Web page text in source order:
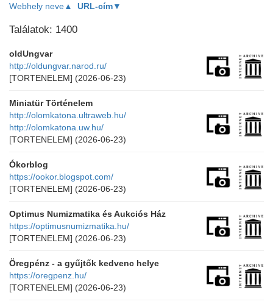
Webhely neve▲ URL-cím▼
Találatok: 1400
oldUngvar
http://oldungvar.narod.ru/
[TORTENELEM] (2026-06-23)
Miniatür Történelem
http://olomkatona.ultraweb.hu/
http://olomkatona.uw.hu/
[TORTENELEM] (2026-06-23)
Ókorblog
https://ookor.blogspot.com/
[TORTENELEM] (2026-06-23)
Optimus Numizmatika és Aukciós Ház
https://optimusnumizmatika.hu/
[TORTENELEM] (2026-06-23)
Öregpénz - a gyűjtők kedvenc helye
https://oregpenz.hu/
[TORTENELEM] (2026-06-23)